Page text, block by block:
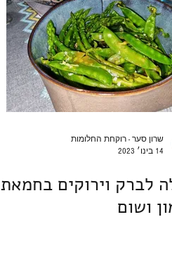
מוס, גלידה וקינוחים אישיים
מתנות לחיים בלוג אוכל
שרון סער - רוקחת החלומות
14 בינו׳ 2023
לברק וירוקים בחמאת
ושום